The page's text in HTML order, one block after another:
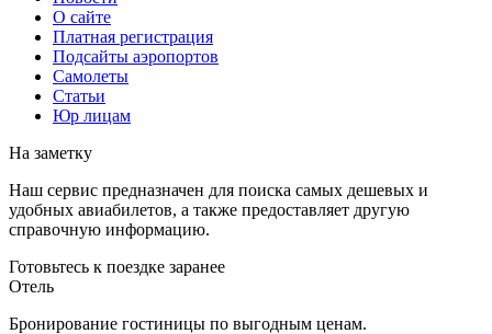
О сайте
Платная регистрация
Подсайты аэропортов
Самолеты
Статьи
Юр лицам
На заметку
Наш сервис предназначен для поиска самых дешевых и
удобных авиабилетов, а также предоставляет другую
справочную информацию.
Готовьтесь к поездке заранее
Отель
Бронирование гостиницы по выгодным ценам.